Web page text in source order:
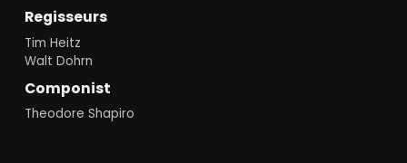
Regisseurs
Tim Heitz
Walt Dohrn
Componist
Theodore Shapiro